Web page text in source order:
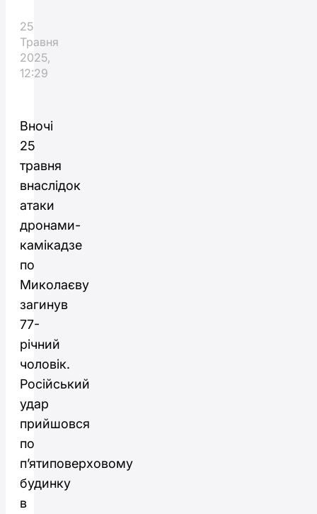
25
Травня
2025,
12:29
Вночі
25
травня
внаслідок
атаки
дронами-
камікадзе
по
Миколаєву
загинув
77-
річний
чоловік.
Російський
удар
прийшовся
по
п’ятиповерховому
будинку
в